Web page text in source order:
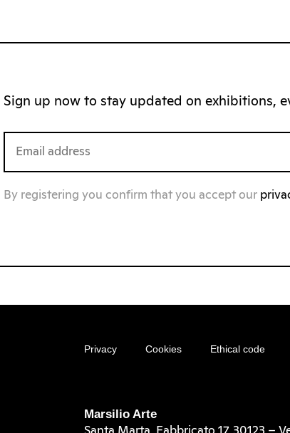
Sign up now to stay updated on exhibitions,
By registering you confirm that you accept our
Privacy Cookies Ethical code
Marsilio Arte